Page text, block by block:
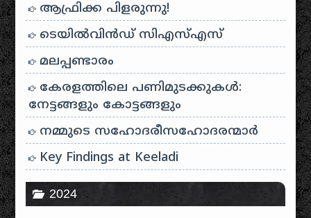
ആഫ്രിക്ക പിളരുന്നു!
ടെയിൽ‌വിൻഡ് സി‌എസ്‌എസ്
മലപ്പണ്ടാരം
കേരളത്തിലെ പണിമുടക്കുകൾ:
നേട്ടങ്ങളും കോട്ടങ്ങളും
നമ്മുടെ സഹോദരീസഹോദരന്മാർ
Key Findings at Keeladi
2024